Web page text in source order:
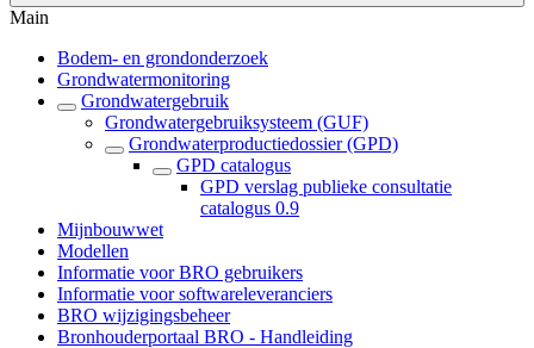
Main
Bodem- en grondonderzoek
Grondwatermonitoring
Grondwatergebruik
Grondwatergebruiksysteem (GUF)
Grondwaterproductiedossier (GPD)
GPD catalogus
GPD verslag publieke consultatie
catalogus 0.9
Mijnbouwwet
Modellen
Informatie voor BRO gebruikers
Informatie voor softwareleveranciers
BRO wijzigingsbeheer
Bronhouderportaal BRO - Handleiding